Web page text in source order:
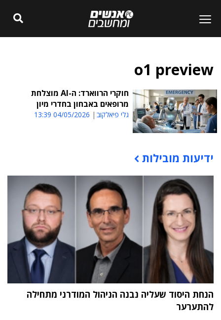
o1 preview
חוקרי הרווארד: ה-AI מוצלחת
מרופאים באבחון בחדרי מיון
גלי פיאלקוב 04/05/2026 13:39
תוכן פרסומי
ידיעות מובילות
הנחת היסוד שעליה נבנה הניהול המודרני מתחילה
להתערער